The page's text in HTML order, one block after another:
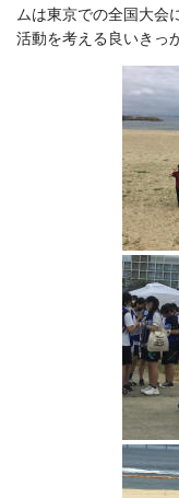
ムは東京での全国大会
活動を考える良いきっ